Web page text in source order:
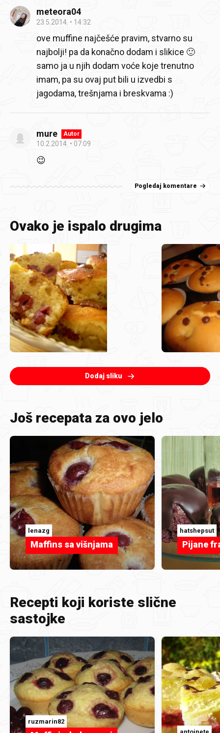
meteora04
23.5.2014. 14:32
ove muffine najčešće pravim, stvarno su
najbolji! pa da konačno dodam i slikice 🙂
samo ja u njih dodam voće koje trenutno
imam, pa su ovaj put bili u izvedbi s
jagodama, trešnjama i breskvama :)
mure Autor
10.2.2014. 07:09
😉
Pogledaj komentare
Ovako je ispalo drugima
Dodaj sliku
Još recepata za ovo jelo
lenazg
Maffins sa višnjama
hatshepsut
Pijane
Recepti koji koriste slične
sastojke
ruzmarin82